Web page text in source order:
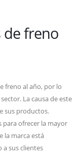
de freno
freno al año, por lo
La causa de este
sus productos.
para ofrecer la mayor
la marca está
a sus clientes